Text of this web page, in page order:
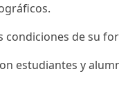
condiciones de su
estudiantes y